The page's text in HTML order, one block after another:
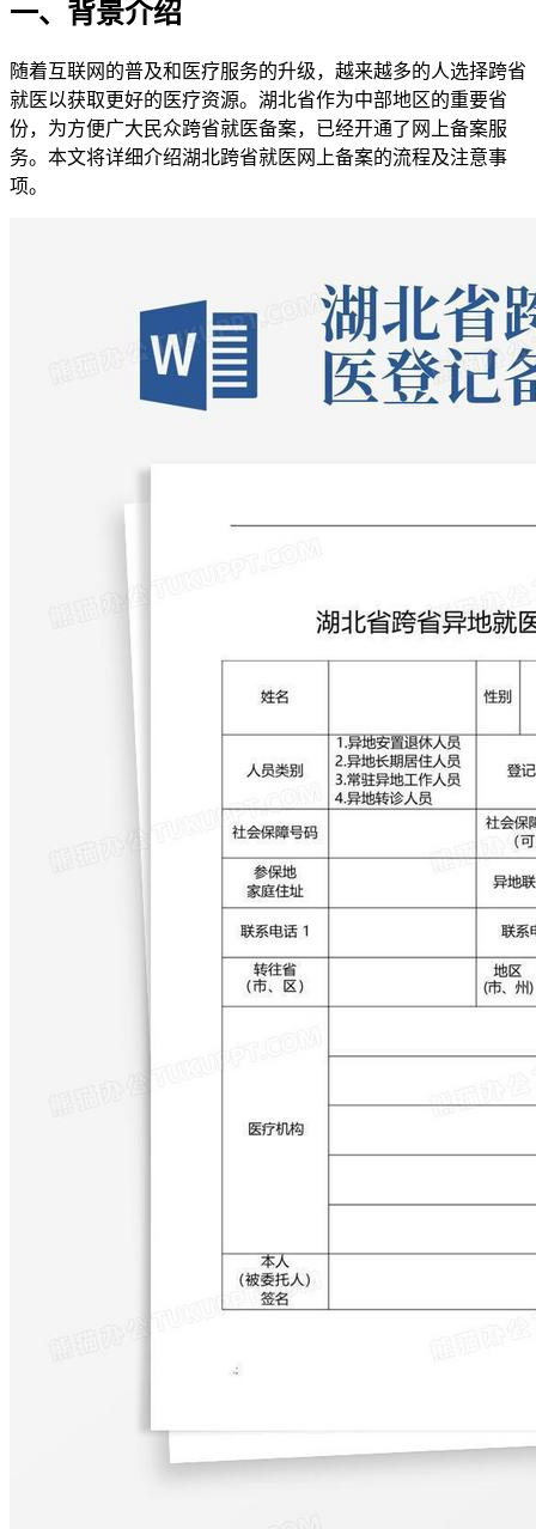
一、背景介绍
随着互联网的普及和医疗服务的升级，越来越多的人选择跨省
就医以获取更好的医疗资源。湖北省作为中部地区的重要省
份，为方便广大民众跨省就医备案，已经开通了网上备案服
务。本文将详细介绍湖北跨省就医网上备案的流程及注意事
项。